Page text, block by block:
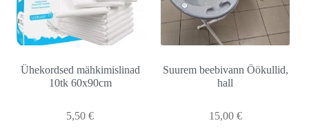
Ühekordsed mähkimislinad
10tk 60x90cm
5,50€
Suurem beebivann Öökullid,
hall
15,00 €